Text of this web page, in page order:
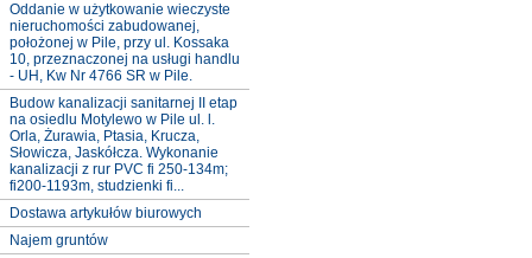
Oddanie w użytkowanie wieczyste
nieruchomości zabudowanej,
położonej w Pile, przy ul. Kossaka
10, przeznaczonej na usługi handlu
- UH, Kw Nr 4766 SR w Pile.
Budow kanalizacji sanitarnej II etap
na osiedlu Motylewo w Pile ul. l.
Orla, Żurawia, Ptasia, Krucza,
Słowicza, Jaskółcza. Wykonanie
kanalizacji z rur PVC fi 250-134m;
fi200-1193m, studzienki fi...
Dostawa artykułów biurowych
Najem gruntów